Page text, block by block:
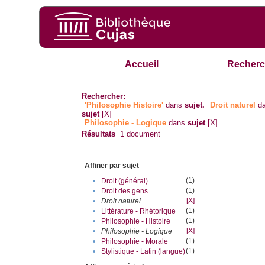
Accueil
Rechercher:
'Philosophie Histoire' danssujet. Droit naturel
sujet [X]
Philosophie - Logique danssujet [X]
Résultats 1 document
Affiner par sujet
•
Droit (général)
(1)
•
Droit des gens
(1)
•
Droit naturel
[X]
•
Littérature - Rhétorique
(1)
•
Philosophie - Histoire
(1)
•
Philosophie - Logique
[X]
•
Philosophie - Morale
(1)
•
Stylistique - Latin (langue)(1)